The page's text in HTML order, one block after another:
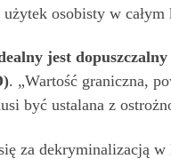
użytek osobisty w
jest
. „Wartość graniczna,
być ustalana z
za dekryminalizacją